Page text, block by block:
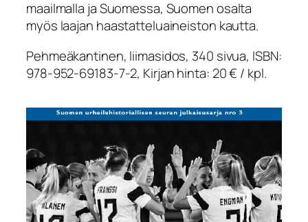
maailmalla ja Suomessa, Suomen osalta
myös laajan haastatteluaineiston kautta.
Pehmeäkantinen, liimasidos, 340 sivua, ISBN:
978-952-69183-7-2, Kirjan hinta: 20 € / kpl.